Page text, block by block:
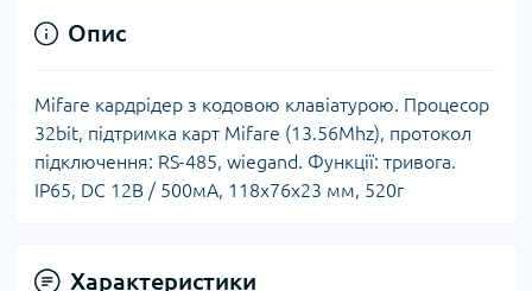
Опис
Mifare кардрідер з кодовою клавіатурою. Процесор
32bit, підтримка карт Mifare (13.56Mhz), протокол
підключення: RS-485, wiegand. Функції: тривога.
IP65, DC 12В / 500мА, 118х76х23 мм, 520г
Характеристики